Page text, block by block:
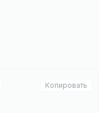
Копировать